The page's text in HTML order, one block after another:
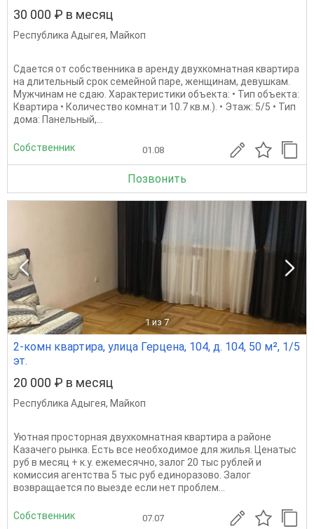
30 000 ₽ в месяц
Республика Адыгея, Майкоп
Сдается от собственника в аренду двухкомнатная квартира
на длительный срок семейной паре, женщинам, девушкам.
Мужчинам не сдаю. Характеристики объекта: • Тип объекта:
Квартира • Количество комнат:и 10.7 кв.м.). • Этаж: 5/5 • Тип
дома: Панельный,...
Собственник 01.08
Позвонить
1 из 7
2-комн квартира, улица Герцена, 104, д. 104, 50 м², 1/5
эт.
20 000 ₽ в месяц
Республика Адыгея, Майкоп
Уютная просторная двухкомнатная квартира а районе
Казачего рынка. Есть все необходимое для жилья. Ценатыс
руб в месяц + к.у. ежемесячно, залог 20 тыс рублей и
комиссия агентства 5 тыс руб единоразово. Залог
возвращается по выезде если нет проблем...
Собственник 07.07